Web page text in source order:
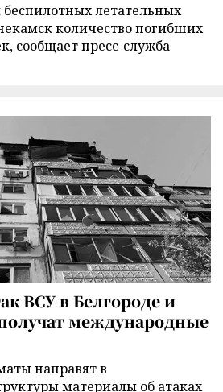
беспилотных летательных
количество погибших
сообщает пресс-служба
ВСУ в Белгороде и
международные
направят в
материалы об атаках